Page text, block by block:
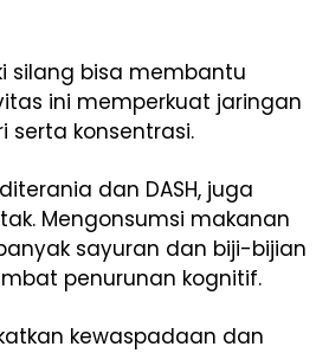
silang bisa membantu
ini memperkuat jaringan
konsentrasi.
dan DASH, juga
Mengonsumsi makanan
sayuran dan biji-bijian
penurunan kognitif.
kewaspadaan dan